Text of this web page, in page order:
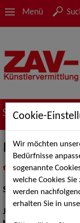
Menü
Suche nach
Irene
inMeine Merkliste
Schauspiel:Film und
Jahrgang:
Cookie-
Wir möchten
Bedürfnisse
sogenannte
welche Cookies
werden
erhalten Sie in